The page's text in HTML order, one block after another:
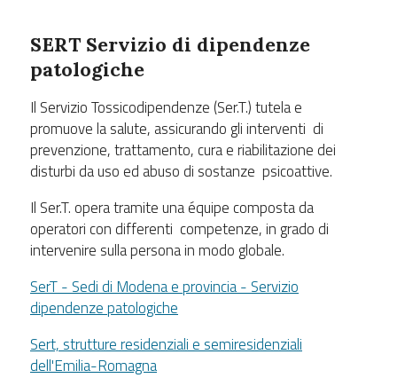
SERT Servizio di dipendenze
patologiche
Il Servizio Tossicodipendenze (Ser.T.) tutela e
promuove la salute, assicurando gli interventi di
prevenzione, trattamento, cura e riabilitazione dei
disturbi da uso ed abuso di sostanze psicoattive.
Il Ser.T. opera tramite una équipe composta da
operatori con differenti competenze, in grado di
intervenire sulla persona in modo globale.
SerT - Sedi di Modena e provincia - Servizio
dipendenze patologiche
Sert, strutture residenziali e semiresidenziali
dell'Emilia-Romagna